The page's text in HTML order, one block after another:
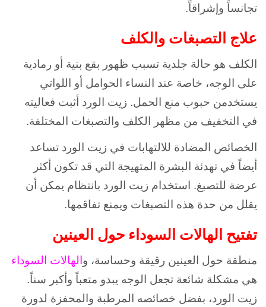
تجانساً وإشراقاً.
علاج التصبغات والكلف
الكلف هو حالة جلدية تسبب ظهور بقع بنية أو رمادية
على الوجه، خاصة عند النساء الحوامل أو اللواتي
يستخدمن حبوب منع الحمل. زيت الورد أثبت فعاليته
في التخفيف من مظهر الكلف والتصبغات المختلفة.
الخصائص المضادة للالتهابات في زيت الورد تساعد
أيضاً في تهدئة البشرة المتهيجة التي قد تكون أكثر
عرضة للتصبغ. استخدام زيت الورد بانتظام يمكن أن
يقلل من حدة هذه التصبغات ويمنع تفاقمها.
تفتيح الهالات السوداء حول العينين
منطقة حول العينين رقيقة وحساسة، و الهالات السوداء
هي مشكلة شائعة تجعل الوجه يبدو متعباً وأكبر سناً.
زيت الورد، بفضل خصائصه المرطبة والمحفزة لدورة